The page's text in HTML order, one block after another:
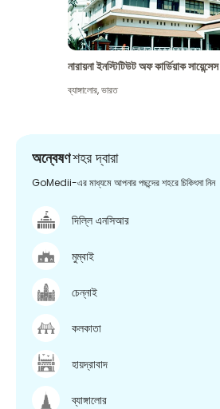
নারায়না ইনস্টিটিউট অফ কার্ডিয়াক সায়েন্সেস
ব্যাঙ্গালোর,ভারত
অন্বেষণশহর দ্বারা
GoMedii-এর মাধ্যমে আপনার পছন্দের শহরে চিকিৎসা নিন
দিল্লি এনসিআর
মুম্বাই
চেন্নাই
কলকাতা
হায়দ্রাবাদ
ব্যাঙ্গালোর